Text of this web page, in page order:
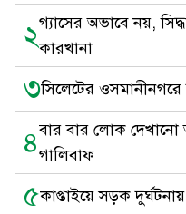
২গ্যাসের অভাবে নয়,
কারখানা
৩সিলেটের
৪বার বার লোক দেখানো
গালিবাফ
৫কাপ্তাইয়ে সড়ক